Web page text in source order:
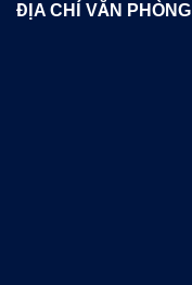
ĐỊA CHỈ VĂN PHÒNG